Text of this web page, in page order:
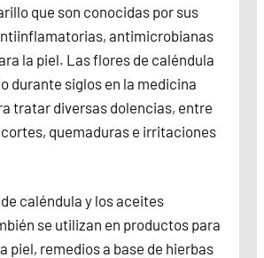
que son conocidas por sus
antimicrobianas
la piel. Las flores de caléndula
durante siglos en la medicina
tratar diversas dolencias, entre
quemaduras e irritaciones
caléndula y los aceites
se utilizan en productos para
piel, remedios a base de hierbas